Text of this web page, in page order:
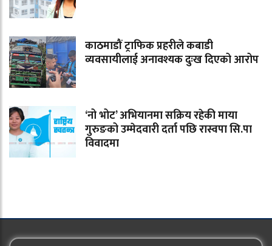
काठमाडौं ट्राफिक प्रहरीले कबाडी
व्यवसायीलाई अनावश्यक दुःख दिएको आरोप
‘नो भोट’ अभियानमा सक्रिय रहेकी माया
गुरुङको उम्मेदवारी दर्ता पछि रास्वपा सि.पा
विवादमा